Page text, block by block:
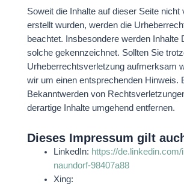
Soweit die Inhalte auf dieser Seite nicht
erstellt wurden, werden die
beachtet. Insbesondere werden Inhalte
solche gekennzeichnet. Sollten Sie
Urheberrechtsverletzung aufmerksam
wir um einen entsprechenden Hinweis.
Bekanntwerden von
derartige Inhalte umgehend entfernen.
Dieses Impressum gilt
LinkedIn: https://de.linkedin.com/
naundorf-98407a88
Xing: